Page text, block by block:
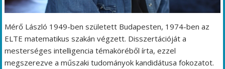
Mérő László 1949-ben született Budapesten, 1974-ben az
ELTE matematikus szakán végzett. Disszertációját a
mesterséges intelligencia témaköréből írta, ezzel
megszerezve a műszaki tudományok kandidátusa fokozatot.